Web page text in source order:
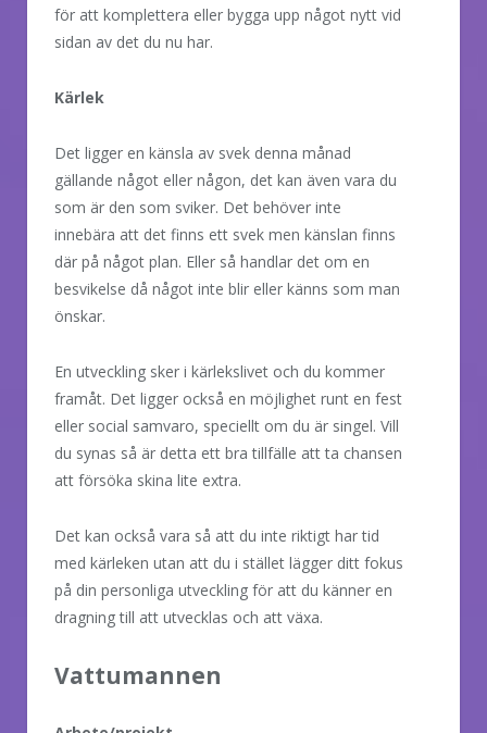
för att komplettera eller bygga upp något nytt vid
sidan av det du nu har.
Kärlek
Det ligger en känsla av svek denna månad
gällande något eller någon, det kan även vara du
som är den som sviker. Det behöver inte
innebära att det finns ett svek men känslan finns
där på något plan. Eller så handlar det om en
besvikelse då något inte blir eller känns som man
önskar.
En utveckling sker i kärlekslivet och du kommer
framåt. Det ligger också en möjlighet runt en fest
eller social samvaro, speciellt om du är singel. Vill
du synas så är detta ett bra tillfälle att ta chansen
att försöka skina lite extra.
Det kan också vara så att du inte riktigt har tid
med kärleken utan att du i stället lägger ditt fokus
på din personliga utveckling för att du känner en
dragning till att utvecklas och att växa.
Vattumannen